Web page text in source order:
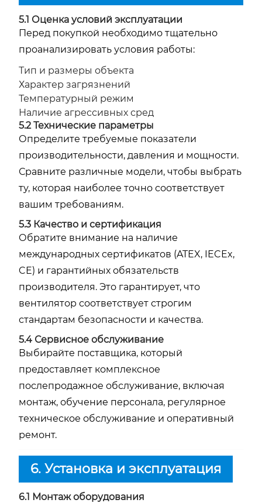
5.1 Оценка условий эксплуатации
Перед покупкой необходимо тщательно
проанализировать условия работы:
Тип и размеры объекта
Характер загрязнений
Температурный режим
Наличие агрессивных сред
5.2 Технические параметры
Определите требуемые показатели
производительности, давления и мощности.
Сравните различные модели, чтобы выбрать
ту, которая наиболее точно соответствует
вашим требованиям.
5.3 Качество и сертификация
Обратите внимание на наличие
международных сертификатов (ATEX, IECEx,
CE) и гарантийных обязательств
производителя. Это гарантирует, что
вентилятор соответствует строгим
стандартам безопасности и качества.
5.4 Сервисное обслуживание
Выбирайте поставщика, который
предоставляет комплексное
послепродажное обслуживание, включая
монтаж, обучение персонала, регулярное
техническое обслуживание и оперативный
ремонт.
6. Установка и эксплуатация
6.1 Монтаж оборудования